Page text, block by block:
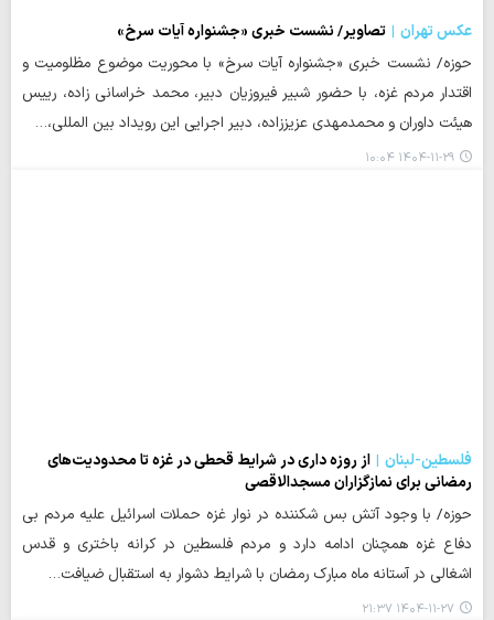
عکس تهران
تصاویر/ نشست خبری «جشنواره آیات سرخ»
حوزه/ نشست خبری «جشنواره آیات سرخ» با محوریت موضوع مظلومیت و
اقتدار مردم غزه، با حضور شبیر فیروزیان دبیر، محمد خراسانی زاده، رییس
هیئت داوران و محمدمهدی عزیززاده، دبیر اجرایی این رویداد بین المللی،…
۱۴۰۴-۱۱-۲۹ ۱۰:۰۴
فلسطین-لبنان
از روزه داری در شرایط قحطی در غزه تا محدودیت‌های
رمضانی برای نمازگزاران مسجدالاقصی
حوزه/ با وجود آتش بس شکننده در نوار غزه حملات اسرائیل علیه مردم بی
دفاع غزه همچنان ادامه دارد و مردم فلسطین در کرانه باختری و قدس
اشغالی در آستانه ماه مبارک رمضان با شرایط دشوار به استقبال ضیافت…
۱۴۰۴-۱۱-۲۷ ۲۱:۳۷